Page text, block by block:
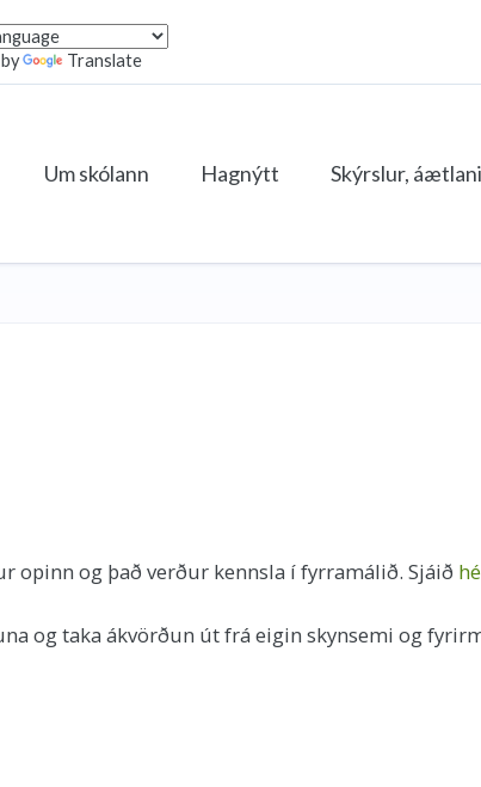
Translate
Um skólann Hagnýtt Skýrslur,
opinn og það verður kennsla í fyrramálið. Sjáið
og taka ákvörðun út frá eigin skynsemi og